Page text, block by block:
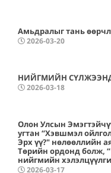
Амьдралыг тань
2026-03-20
НИЙГМИЙН
2026-03-18
Олон Улсын
угтан “Хэвшмэл
Эрх үү?" нөлөөллийн
Төрийн ордонд болж,
нийгмийн
2026-03-17